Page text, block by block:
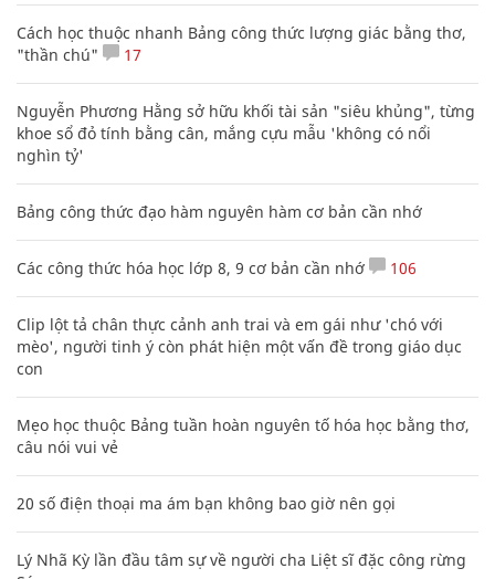
Cách học thuộc nhanh Bảng công thức lượng giác bằng thơ,
"thần chú"
17
Nguyễn Phương Hằng sở hữu khối tài sản "siêu khủng", từng
khoe sổ đỏ tính bằng cân, mắng cựu mẫu 'không có nổi
nghìn tỷ'
Bảng công thức đạo hàm nguyên hàm cơ bản cần nhớ
Các công thức hóa học lớp 8, 9 cơ bản cần nhớ 106
Clip lột tả chân thực cảnh anh trai và em gái như 'chó với
mèo', người tinh ý còn phát hiện một vấn đề trong giáo dục
con
Mẹo học thuộc Bảng tuần hoàn nguyên tố hóa học bằng thơ,
câu nói vui vẻ
20 số điện thoại ma ám bạn không bao giờ nên gọi
Lý Nhã Kỳ lần đầu tâm sự về người cha Liệt sĩ đặc công rừng